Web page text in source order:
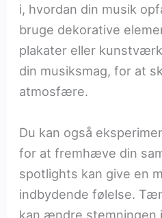
i, hvordan din musik
bruge dekorative
plakater eller
din musiksmag, for at
atmosfære.
Du kan også
for at fremhæve din
spotlights kan give en
indbydende følelse.
kan ændre stemningen